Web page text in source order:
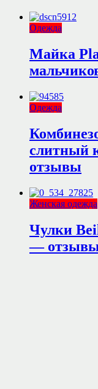
Одежда
Майка
Одежда
слитный
отзывы
Женская одежда
Чулки
—